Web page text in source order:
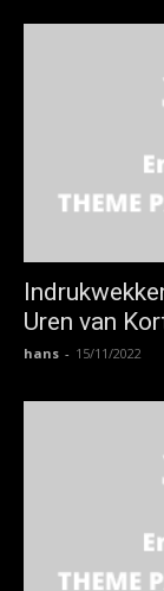
Uren van
hans - 15/11/2022